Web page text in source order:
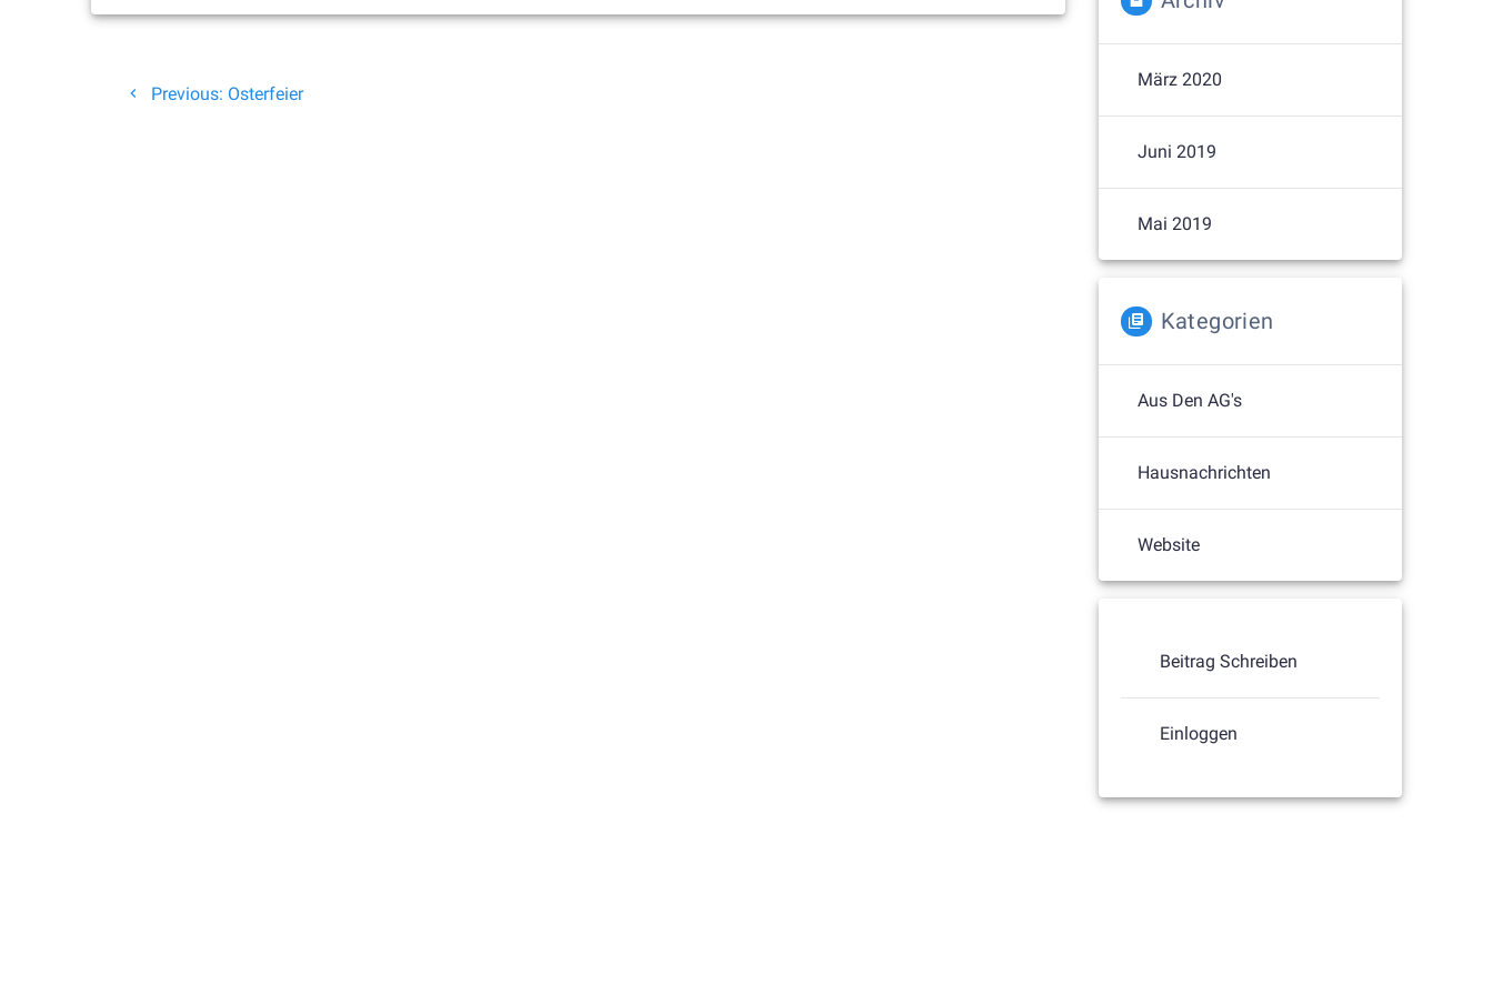
Beitragsnavigation
Previous: Previous
Osterfeier
März 2020
Juni 2019
Mai 2019
Kategorien
Aus Den AG's
Hausnachrichten
Website
Beitrag Schreiben
Einloggen